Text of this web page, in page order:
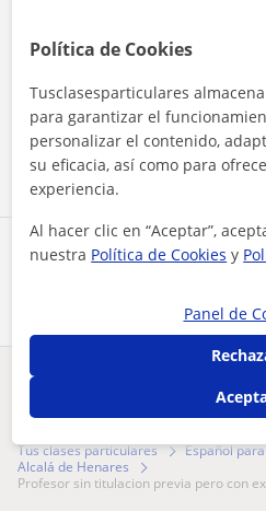
Comparte a este
Contactar
¿Hay algún error en este
Tus clases particulares Español
Alcalá de Henares
profesor sin titulacion previa pero con
Política de Cookies
Tusclasesparticulares
para garantizar el
personalizar el contenido,
su eficacia, así como para
experiencia.
Al hacer clic en “Aceptar”,
nuestra Política de Cookies y
Panel de